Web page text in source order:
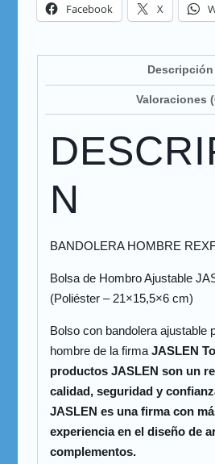
Facebook X
Descripción
Valoraciones
N
BANDOLERA HOMBRE
Bolsa de Hombro Ajustable
(Poliéster – 21×15,5×6 cm)
Bolso con bandolera ajustable
hombre de la firmaJASLEN
productos JASLEN son un
calidad, seguridad y
JASLEN es una firma con
experiencia en el diseño de
complementos.